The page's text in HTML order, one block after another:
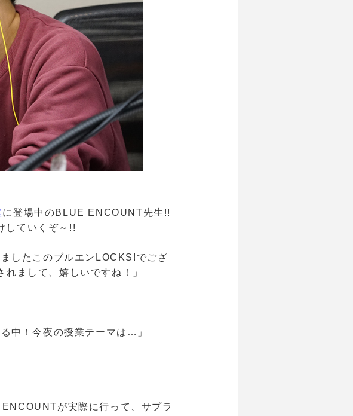
に登場中のBLUE ENCOUNT先生!!
していくぞ～!!
したこのブルエンLOCKS!でござ
れまして、嬉しいですね！」
中！今夜の授業テーマは…」
が実際に行って、サプラ